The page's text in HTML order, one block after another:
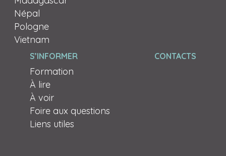
Népal
Pologne
Vietnam
S’INFORMER
Formation
À lire
À voir
Foire aux questions
Liens utiles
CONTACTS